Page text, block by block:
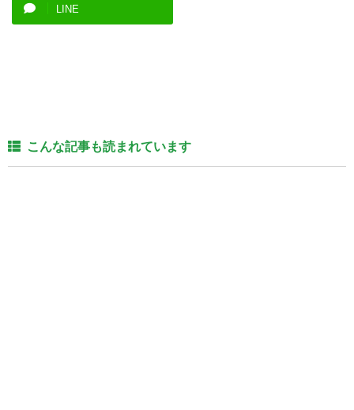
LINE
こんな記事も読まれています